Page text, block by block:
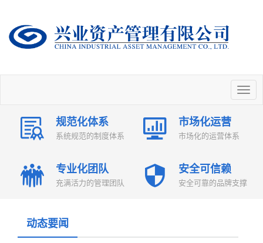
规范化体系
系统规范的制度体系
市场化运营
市场化的运营体系
专业化团队
充满活力的管理团队
安全可信赖
安全可靠的品牌支撑
动态要闻